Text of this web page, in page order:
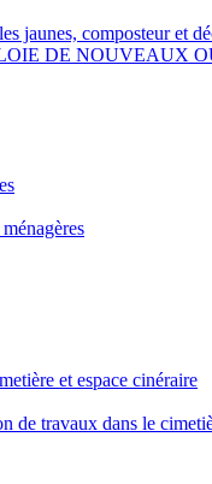
jaunes, composteur et
DE NOUVEAUX
et espace cinéraire
de travaux dans le